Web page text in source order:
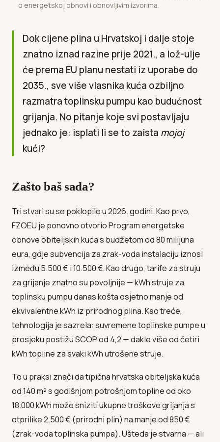
o energetskoj obnovi i obnovljivim izvorima.
Dok cijene plina u Hrvatskoj i dalje stoje
znatno iznad razine prije 2021., a lož-ulje
će prema EU planu nestati iz uporabe do
2035., sve više vlasnika kuća ozbiljno
razmatra toplinsku pumpu kao budućnost
grijanja. No pitanje koje svi postavljaju
jednako je: isplati li se to zaista mojoj
kući?
Zašto baš sada?
Tri stvari su se poklopile u 2026. godini. Kao prvo,
FZOEU je ponovno otvorio Program energetske
obnove obiteljskih kuća s budžetom od 80 milijuna
eura, gdje subvencija za zrak-voda instalaciju iznosi
između 5.500 € i 10.500 €. Kao drugo, tarife za struju
za grijanje znatno su povoljnije — kWh struje za
toplinsku pumpu danas košta osjetno manje od
ekvivalentne kWh iz prirodnog plina. Kao treće,
tehnologija je sazrela: suvremene toplinske pumpe u
prosjeku postižu SCOP od 4,2 — dakle više od četiri
kWh topline za svaki kWh utrošene struje.
To u praksi znači da tipična hrvatska obiteljska kuća
od 140 m² s godišnjom potrošnjom topline od oko
18.000 kWh može sniziti ukupne troškove grijanja s
otprilike 2.500 € (prirodni plin) na manje od 850 €
(zrak-voda toplinska pumpa). Ušteda je stvarna — ali